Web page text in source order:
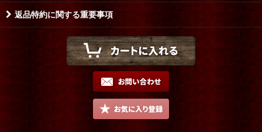
返品特約に関する重要事項